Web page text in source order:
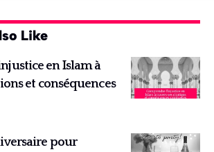
Like
en Islam à
et conséquences
pour